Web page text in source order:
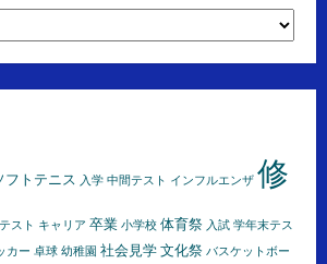
フトテニス 入学 中間テスト インフルエンザ 修
スト キャリア 卒業 小学校 体育祭 入試 学年末テス
カー 卓球 幼稚園 社会見学 文化祭 バスケットボー